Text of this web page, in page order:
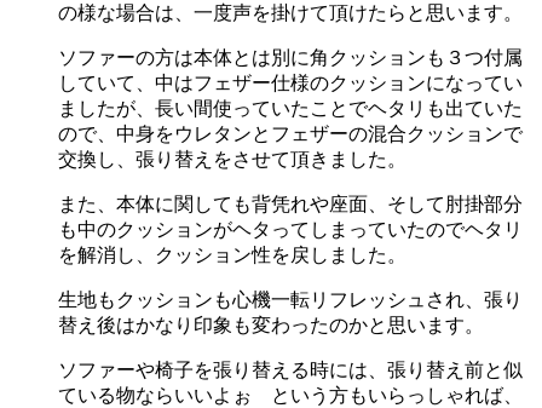
の様な場合は、一度声を掛けて頂けたらと思います。
ソファーの方は本体とは別に角クッションも３つ付属
していて、中はフェザー仕様のクッションになってい
ましたが、長い間使っていたことでヘタリも出ていた
ので、中身をウレタンとフェザーの混合クッションで
交換し、張り替えをさせて頂きました。
また、本体に関しても背凭れや座面、そして肘掛部分
も中のクッションがヘタってしまっていたのでヘタリ
を解消し、クッション性を戻しました。
生地もクッションも心機一転リフレッシュされ、張り
替え後はかなり印象も変わったのかと思います。
ソファーや椅子を張り替える時には、張り替え前と似
ている物ならいいよぉ という方もいらっしゃれば、